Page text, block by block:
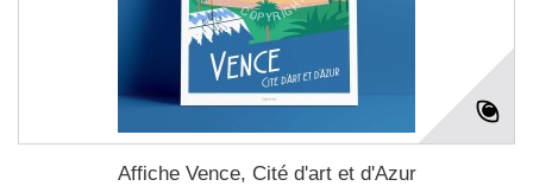
Affiche Vence, Cité d'art et d'Azur